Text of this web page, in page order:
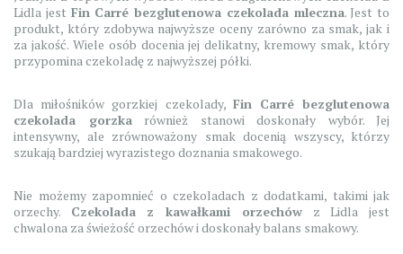
Lidla jest Fin Carré bezglutenowa czekolada mleczna. Jest to
produkt, który zdobywa najwyższe oceny zarówno za smak, jak i
za jakość. Wiele osób docenia jej delikatny, kremowy smak, który
przypomina czekoladę z najwyższej półki.
Dla miłośników gorzkiej czekolady, Fin Carré bezglutenowa
czekolada gorzkarównież stanowi doskonały wybór. Jej
intensywny, ale zrównoważony smak docenią wszyscy, którzy
szukają bardziej wyrazistego doznania smakowego.
Nie możemy zapomnieć o czekoladach z dodatkami, takimi jak
orzechy. Czekolada z kawałkami orzechówz Lidla jest
chwalona za świeżość orzechów i doskonały balans smakowy.